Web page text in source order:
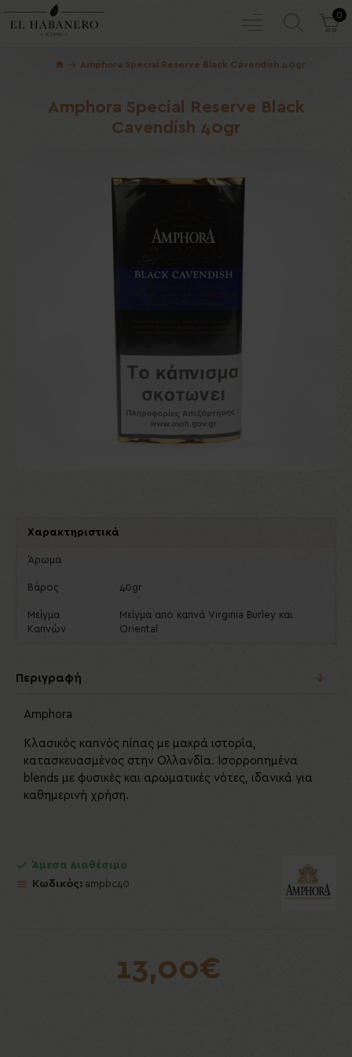
0
Amphora Special Reserve Black Cavendish 40gr
Amphora Special Reserve Black
Cavendish 40gr
Χαρακτηριστικά
Άρωμα
Βάρος 40gr
Μείγμα
Καπνών
Μείγμα απο καπνά Virginia Burley και
Oriental
Περιγραφή
Amphora
Κλασικός καπνός πίπας με μακρά ιστορία,
κατασκευασμένος στην Ολλανδία. Ισορροπημένα
blends με φυσικές και αρωματικές νότες, ιδανικά για
καθημερινή χρήση.
13,00€
Άμεσα Διαθέσιμο
Κωδικός: ampbc40